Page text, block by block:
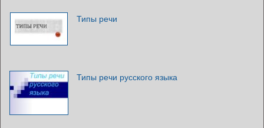
Типы речи
Типы речи русского языка